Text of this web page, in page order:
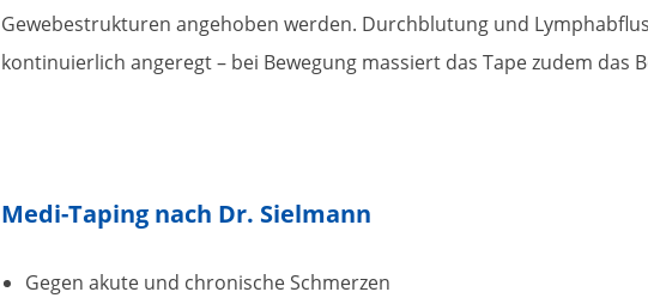
Gewebestrukturen angehoben werden. Durchblutung und
kontinuierlich angeregt – bei Bewegung massiert das Tape zudem das
Medi-Taping nach Dr. Sielmann
Gegen akute und chronische Schmerzen